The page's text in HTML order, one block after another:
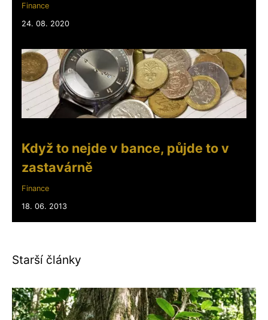
Finance
24. 08. 2020
Když to nejde v bance, půjde to v
zastavárně
Finance
18. 06. 2013
Starší články